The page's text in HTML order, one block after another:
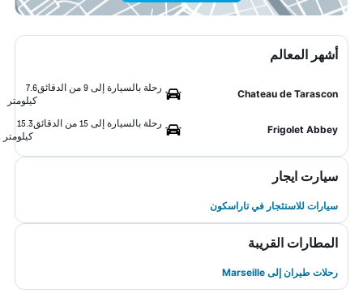
أشهر المعالم
Chateau de Tarascon
رحلة بالسيارة إلى 9 من الدقائق
7.6
كيلومتر
Frigolet Abbey
رحلة بالسيارة إلى 15 من الدقائق
15.3
كيلومتر
سيارت ايجار
سيارات للاستئجار في تاراسكون
المطارات القريبة
رحلات طيران إلى Marseille